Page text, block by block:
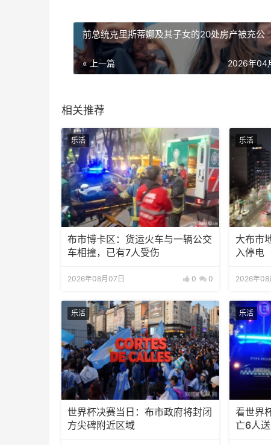
前总统克里斯蒂娜及其子女的20处房产被充公
« 上一篇 2026年04
相关推荐
乐活
布市博卡区：货运火车与一辆公交
车相撞，已有7人受伤
2026年08月07日 0 0
乐活
大布市
入停电
2026年08
乐活
世界杯决赛当日：布市政府将封闭
方尖碑附近区域
乐活
看世界
亡6人